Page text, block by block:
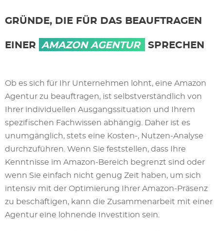
GRÜNDE, DIE FÜR DAS BEAUFTRAGEN
EINER AMAZON AGENTUR SPRECHEN
Ob es sich für Ihr Unternehmen lohnt, eine Amazon
Agentur zu beauftragen, ist selbstverständlich von
Ihrer individuellen Ausgangssituation und Ihrem
spezifischen Fachwissen abhängig. Daher ist es
unumgänglich, stets eine Kosten-, Nutzen-Analyse
durchzuführen. Wenn Sie feststellen, dass Ihre
Kenntnisse im Amazon-Bereich begrenzt sind oder
wenn Sie einfach nicht genug Zeit haben, um sich
intensiv mit der Optimierung Ihrer Amazon-Präsenz
zu beschäftigen, kann die Zusammenarbeit mit einer
Agentur eine lohnende Investition sein.